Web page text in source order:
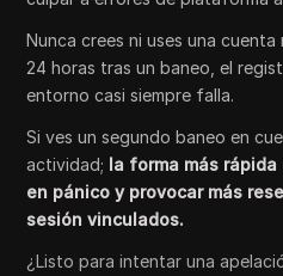
Nunca crees ni uses una
24 horas tras un baneo, el
entorno casi siempre falla.
Si ves un segundo baneo en
actividad; la forma más
en pánico y provocar más
sesión vinculados.
¿Listo para intentar una